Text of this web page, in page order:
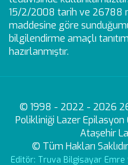
15/2/2008 tarih ve 26788
maddesine göre
bilgilendirme amaçlı
hazırlanmıştır.
© 1998 - 2022 - 2026
Polikliniği Lazer Epilasyon
Ataşehir
© Tüm Hakları
Editör: Truva Bilgisayar Emre